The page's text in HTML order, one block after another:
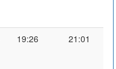
19:26 21:01